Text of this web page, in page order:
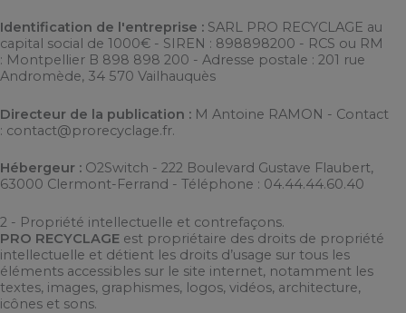
Identification de l'entreprise : SARL PRO RECYCLAGE au
capital social de 1000€ - SIREN : 898898200 - RCS ou RM
: Montpellier B 898 898 200 - Adresse postale : 201 rue
Andromède, 34 570 Vailhauquès
Directeur de la publication : M Antoine RAMON - Contact
: contact@prorecyclage.fr.
Hébergeur : O2Switch - 222 Boulevard Gustave Flaubert,
63000 Clermont-Ferrand - Téléphone : 04.44.44.60.40
2 - Propriété intellectuelle et contrefaçons.
PRO RECYCLAGE est propriétaire des droits de propriété
intellectuelle et détient les droits d’usage sur tous les
éléments accessibles sur le site internet, notamment les
textes, images, graphismes, logos, vidéos, architecture,
icônes et sons.